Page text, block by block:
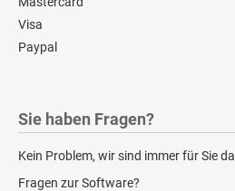
Visa
Paypal
Sie haben Fragen?
Kein Problem, wir sind immer für Sie da
Fragen zur Software?